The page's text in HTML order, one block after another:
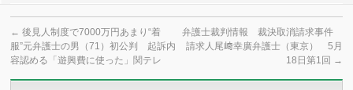
← 後見人制度で7000万円あまり“着
服”元弁護士の男（71）初公判 起訴内
容認める「遊興費に使った」関テレ
弁護士裁判情報 裁決取消請求事件
請求人尾﨑幸廣弁護士（東京） 5月
18日第1回 →